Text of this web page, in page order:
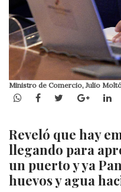
Ministro de Comercio, Julio
WhatsApp
Facebook
Twitter
Reveló que hay
llegando para
un puerto y ya
huevos y agua